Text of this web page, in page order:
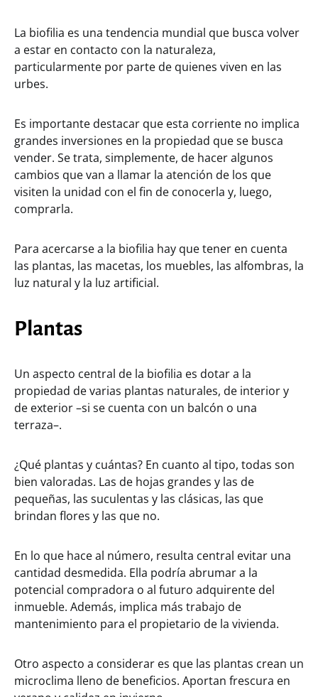
La biofilia es una tendencia mundial que busca volver
a estar en contacto con la naturaleza,
particularmente por parte de quienes viven en las
urbes.
Es importante destacar que esta corriente no implica
grandes inversiones en la propiedad que se busca
vender. Se trata, simplemente, de hacer algunos
cambios que van a llamar la atención de los que
visiten la unidad con el fin de conocerla y, luego,
comprarla.
Para acercarse a la biofilia hay que tener en cuenta
las plantas, las macetas, los muebles, las alfombras, la
luz natural y la luz artificial.
Plantas
Un aspecto central de la biofilia es dotar a la
propiedad de varias plantas naturales, de interior y
de exterior –si se cuenta con un balcón o una
terraza–.
¿Qué plantas y cuántas? En cuanto al tipo, todas son
bien valoradas. Las de hojas grandes y las de
pequeñas, las suculentas y las clásicas, las que
brindan flores y las que no.
En lo que hace al número, resulta central evitar una
cantidad desmedida. Ella podría abrumar a la
potencial compradora o al futuro adquirente del
inmueble. Además, implica más trabajo de
mantenimiento para el propietario de la vivienda.
Otro aspecto a considerar es que las plantas crean un
microclima lleno de beneficios. Aportan frescura en